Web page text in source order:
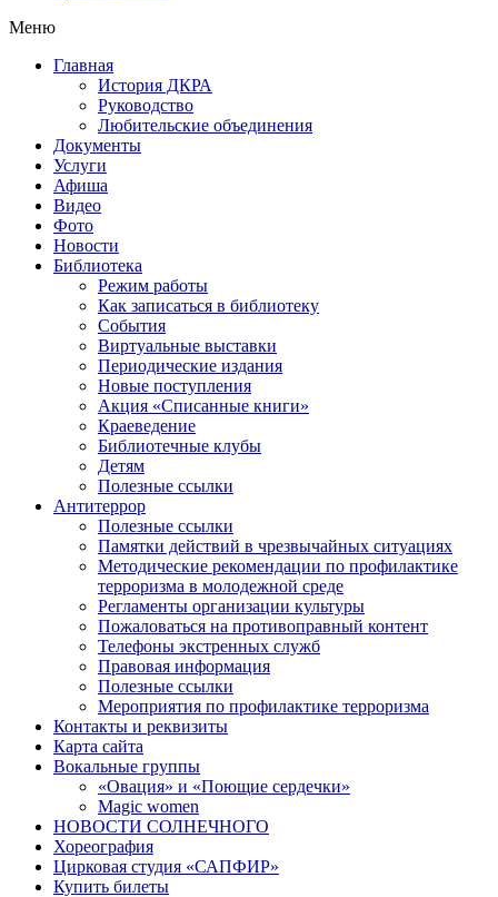
Меню
Главная
История ДКРА
Руководство
Любительские объединения
Документы
Услуги
Афиша
Видео
Фото
Новости
Библиотека
Режим работы
Как записаться в библиотеку
События
Виртуальные выставки
Периодические издания
Новые поступления
Акция «Списанные книги»
Краеведение
Библиотечные клубы
Детям
Полезные ссылки
Антитеррор
Полезные ссылки
Памятки действий в чрезвычайных ситуациях
Методические рекомендации по профилактике
терроризма в молодежной среде
Регламенты организации культуры
Пожаловаться на противоправный контент
Телефоны экстренных служб
Правовая информация
Полезные ссылки
Мероприятия по профилактике терроризма
Контакты и реквизиты
Карта сайта
Вокальные группы
«Овация» и «Поющие сердечки»
Magic women
НОВОСТИ СОЛНЕЧНОГО
Хореография
Цирковая студия «САПФИР»
Купить билеты